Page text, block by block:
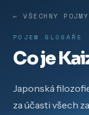
← VŠECHNY POJMY
POJEM GLOSÁŘE
Co je
Japonská
za účasti všech